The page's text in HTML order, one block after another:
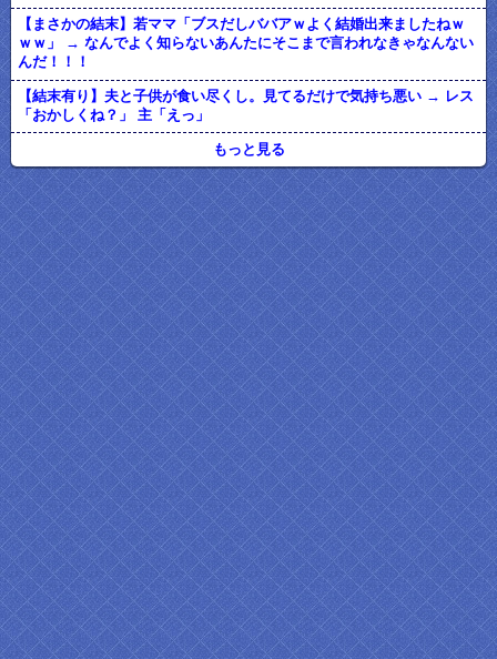
【まさかの結末】若ママ「ブスだしババアｗよく結婚出来ましたねｗ
ｗｗ」 → なんでよく知らないあんたにそこまで言われなきゃなんない
んだ！！！
【結末有り】夫と子供が食い尽くし。見てるだけで気持ち悪い → レス
「おかしくね？」 主「えっ」
もっと見る